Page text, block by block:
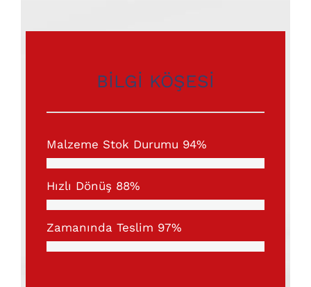
BİLGİ KÖŞESİ
Malzeme Stok Durumu 94%
Hızlı Dönüş 88%
Zamanında Teslim 97%